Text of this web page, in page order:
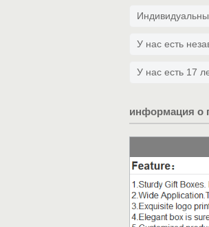
У нас есть
У нас есть 17
информация о